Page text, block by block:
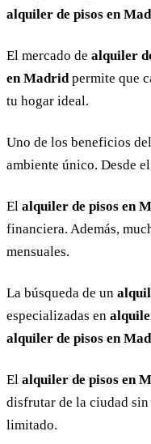
alquiler de pisos en
El mercado de alquiler
en Madrid permite que
tu hogar ideal.
Uno de los beneficios del
ambiente único. Desde
El alquiler de pisos en
financiera. Además,
mensuales.
La búsqueda de un
especializadas en
alquiler de pisos en
El alquiler de pisos en
disfrutar de la ciudad
limitado.